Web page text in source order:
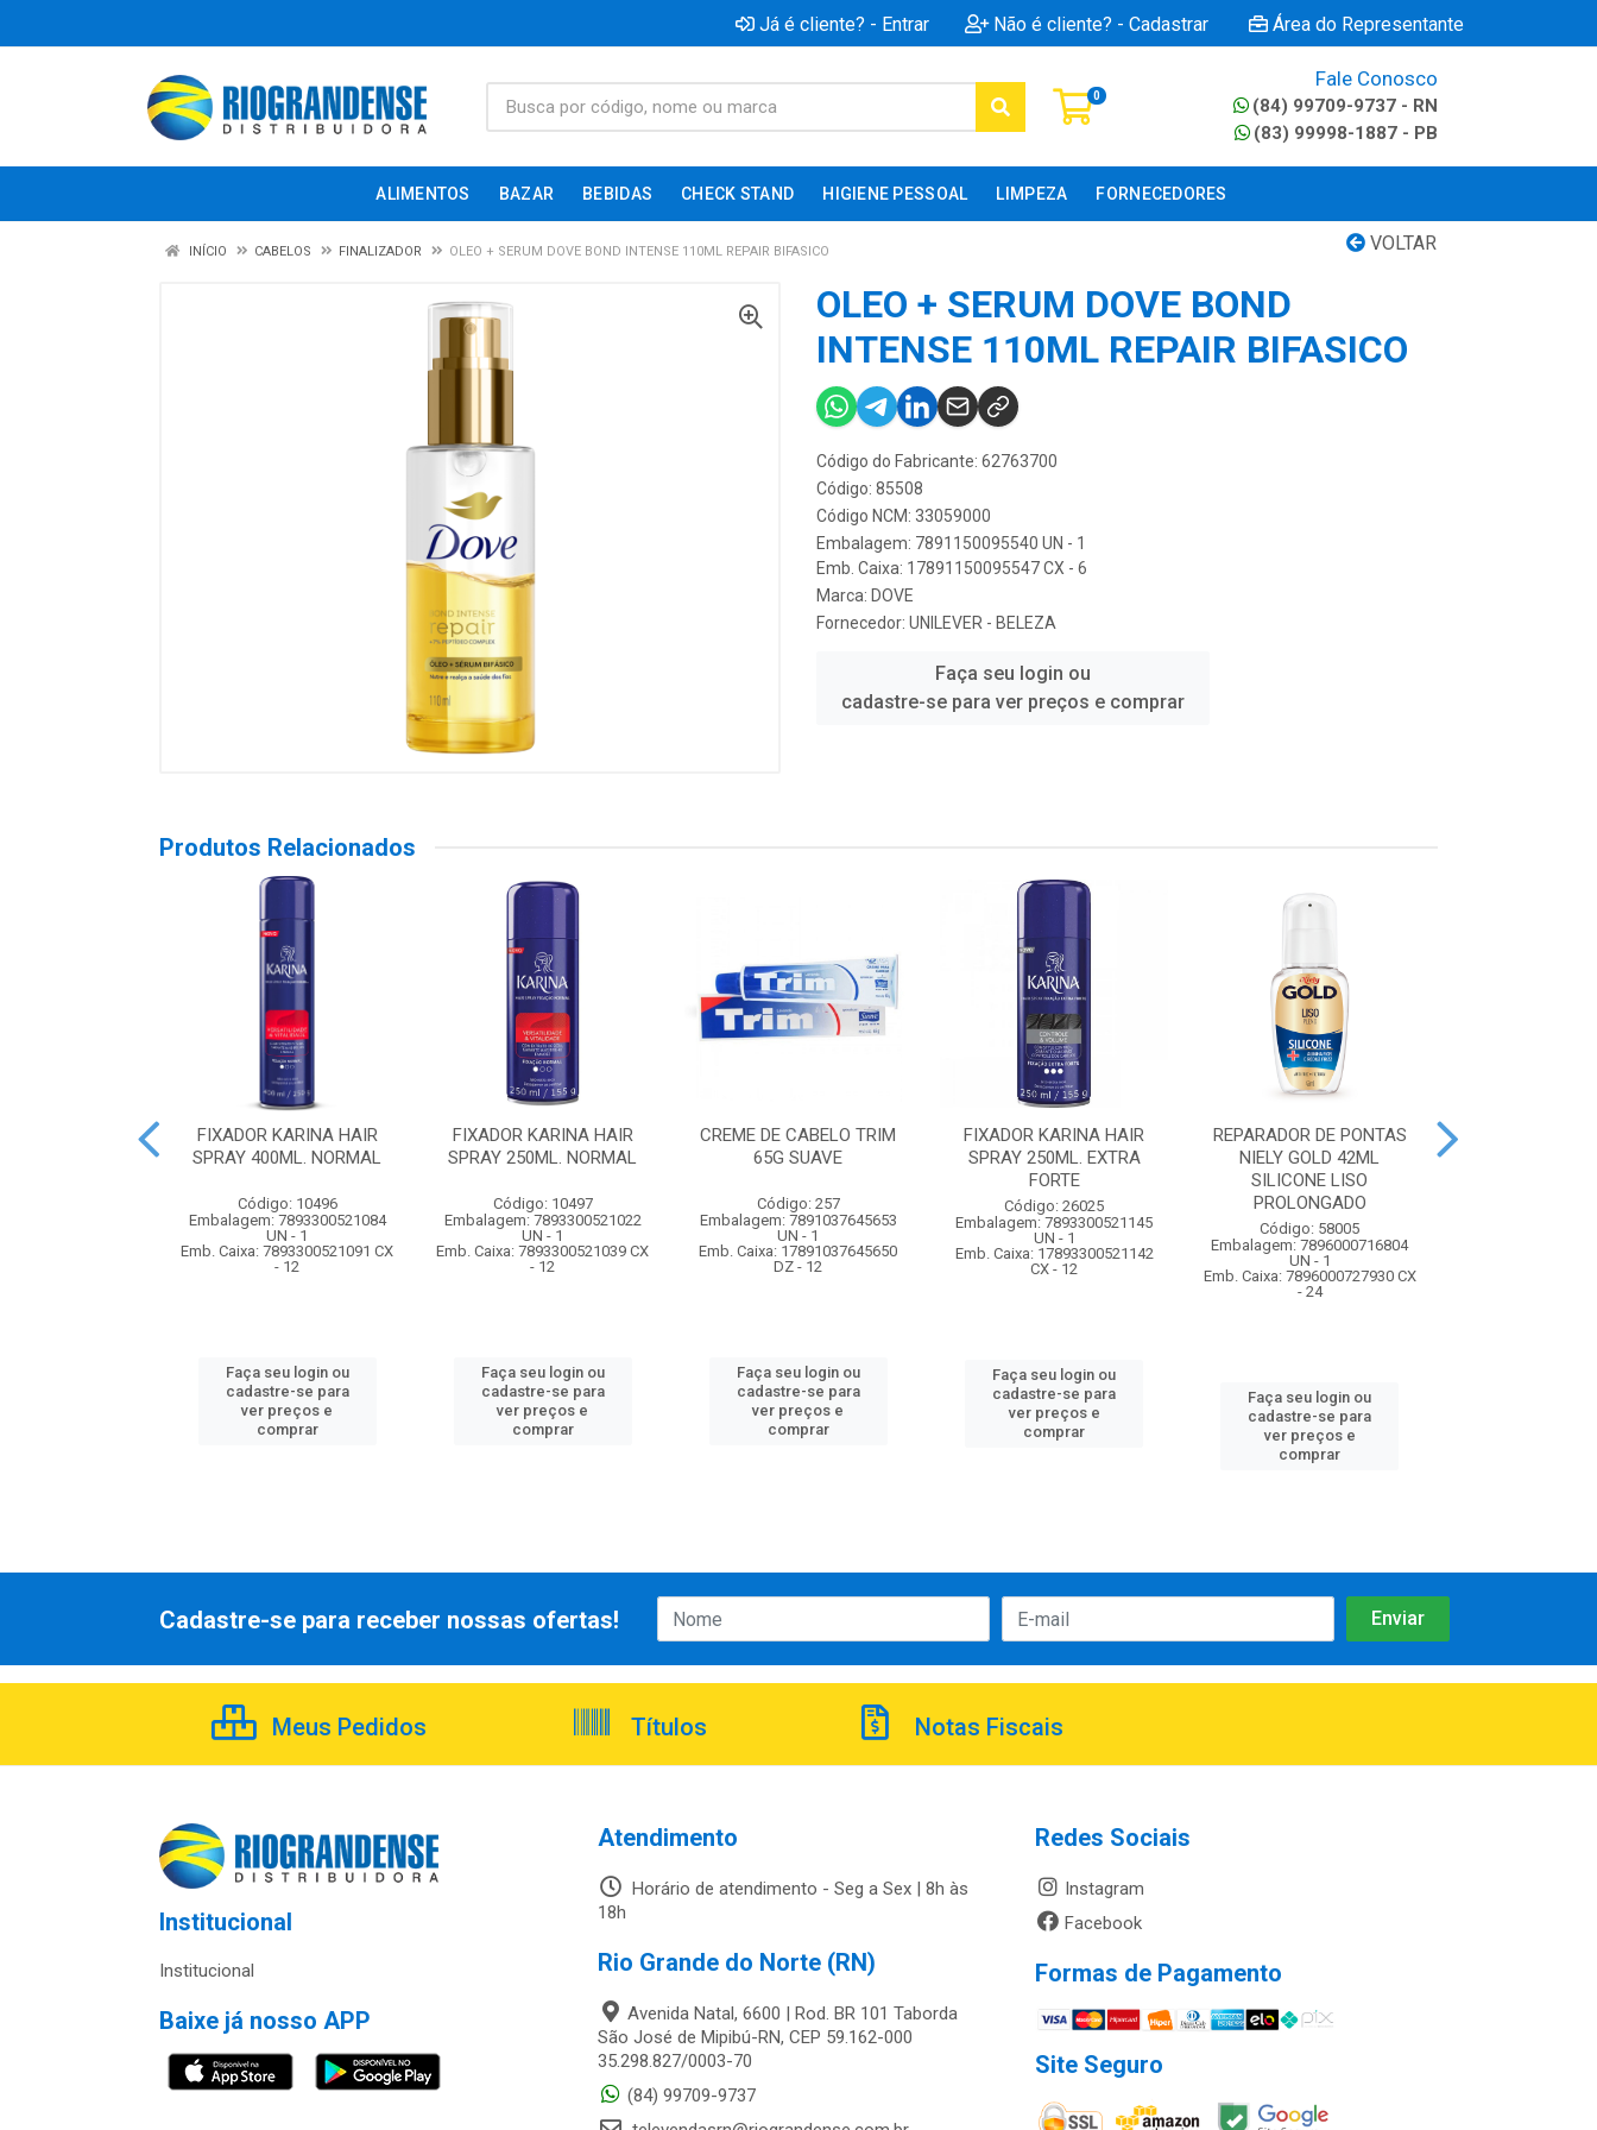
Já é cliente? - Entrar Não é cliente? - Cadastrar Área do Representante
0
Fale Conosco
(84) 99709-9737 - RN
(83) 99998-1887 - PB
ALIMENTOS BAZAR BEBIDAS CHECK STAND HIGIENE PESSOAL LIMPEZA FORNECEDORES
VOLTAR
INÍCIO CABELOS FINALIZADOR OLEO + SERUM DOVE BOND INTENSE 110ML REPAIR BIFASICO
OLEO + SERUM DOVE BOND
INTENSE 110ML REPAIR BIFASICO
Código do Fabricante: 62763700
Código: 85508
Código NCM: 33059000
Embalagem: 7891150095540 UN - 1
Emb. Caixa: 17891150095547 CX - 6
Marca: DOVE
Fornecedor: UNILEVER - BELEZA
Faça seu login ou
cadastre-se para ver preços e comprar
Produtos Relacionados
FIXADOR KARINA HAIR
SPRAY 400ML. NORMAL
Código: 10496
Embalagem: 7893300521084
UN - 1
Emb. Caixa: 7893300521091 CX
- 12
Faça seu login ou
cadastre-se para
ver preços e
comprar
FIXADOR KARINA HAIR
SPRAY 250ML. NORMAL
Código: 10497
Embalagem: 7893300521022
UN - 1
Emb. Caixa: 7893300521039 CX
- 12
Faça seu login ou
cadastre-se para
ver preços e
comprar
CREME DE CABELO TRIM
65G SUAVE
Código: 257
Embalagem: 7891037645653
UN - 1
Emb. Caixa: 17891037645650
DZ - 12
Faça seu login ou
cadastre-se para
ver preços e
comprar
FIXADOR KARINA HAIR
SPRAY 250ML. EXTRA
FORTE
Código: 26025
Embalagem: 7893300521145
UN - 1
Emb. Caixa: 17893300521142
CX - 12
Faça seu login ou
cadastre-se para
ver preços e
comprar
REPARADOR DE PONTAS
NIELY GOLD 42ML
SILICONE LISO
PROLONGADO
Código: 58005
Embalagem: 7896000716804
UN - 1
Emb. Caixa: 7896000727930 CX
- 24
Faça seu login ou
cadastre-se para
ver preços e
comprar
Cadastre-se para receber nossas ofertas!
Meus Pedidos Títulos Notas Fiscais
Institucional
Institucional
Baixe já nosso APP
Atendimento
Horário de atendimento - Seg a Sex | 8h às
18h
Rio Grande do Norte (RN)
Avenida Natal, 6600 | Rod. BR 101 Taborda
São José de Mipibú-RN, CEP 59.162-000
35.298.827/0003-70
(84) 99709-9737
Redes Sociais
Instagram
Facebook
Formas de Pagamento
Site Seguro